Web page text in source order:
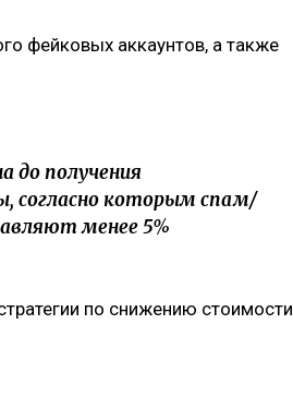
фейковых аккаунтов, а также
до получения
согласно которым спам/
менее 5%
по снижению стоимости